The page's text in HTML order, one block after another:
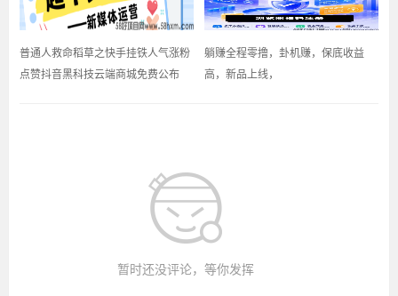
普通人救命稻草之快手挂铁人气涨粉
点赞抖音黑科技云端商城免费公布
躺赚全程零撸，卦机赚，保底收益
高，新品上线，
暂时还没评论，等你发挥